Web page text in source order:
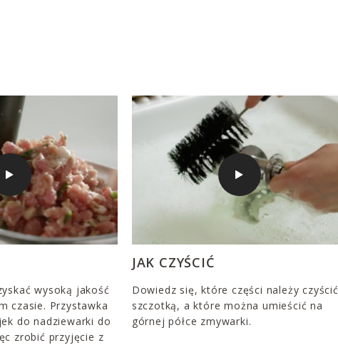
wysoką jakość
czasie. Przystawka
do nadziewarki do
zrobić przyjęcie z
JAK CZYŚCIĆ
Dowiedz się, które części należy czyścić
szczotką, a które można umieścić na
górnej półce zmywarki.